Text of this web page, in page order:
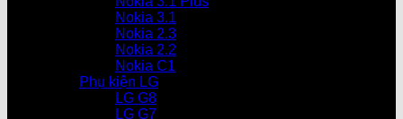
Nokia 3.1
Nokia 2.3
Nokia 2.2
Nokia C1
Phụ kiện LG
LG G8
LG G7